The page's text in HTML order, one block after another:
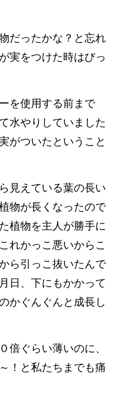
だったかな？と忘れ
実をつけた時はびっ
を使用する前まで
水やりしていました
がついたということ
見えている葉の長い
物が長くなったので
植物を主人が勝手に
これかっこ悪いからこ
ら引っこ抜いたんで
日、下にもかかって
かぐんぐんと成長し
倍ぐらい薄いのに、
！と私たちまでも痛